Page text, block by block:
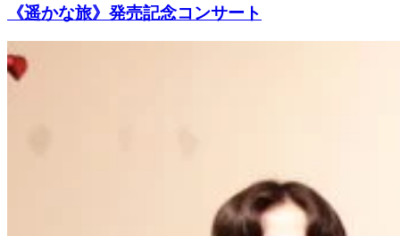
《遥かな旅》発売記念コンサート